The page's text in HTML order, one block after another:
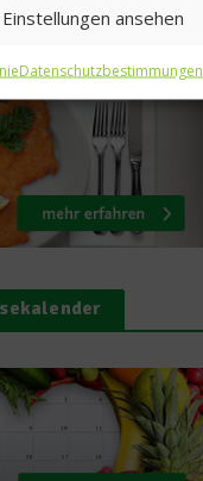
Einstellungen ansehen
Datenschutzbestimmungen